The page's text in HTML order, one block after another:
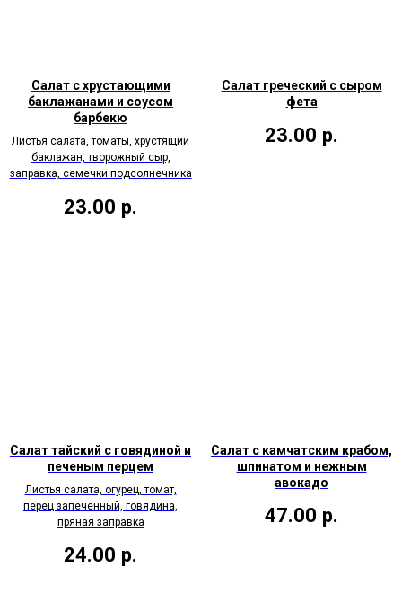
Салат с хрустающими
баклажанами и соусом
барбекю
Листья салата, томаты, хрустящий
баклажан, творожный сыр,
заправка, семечки подсолнечника
23.00 р.
Салат греческий с сыром
фета
23.00 р.
Салат тайский с говядиной и
печеным перцем
Листья салата, огурец, томат,
перец запеченный, говядина,
пряная заправка
24.00 р.
Салат с камчатским крабом,
шпинатом и нежным
авокадо
47.00 р.